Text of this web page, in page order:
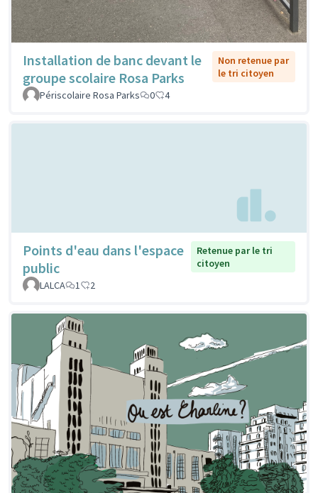
Installation de banc devant le
groupe scolaire Rosa Parks
Non retenue par
le tri citoyen
Périscolaire Rosa Parks
0 4
Points d'eau dans l'espace
public
Retenue par le tri
citoyen
LALCA
1 2